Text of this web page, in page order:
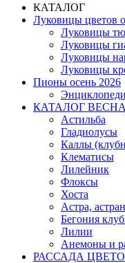
КАТАЛОГ
Луковицы цветов
Луковицы
Луковицы
Луковицы
Луковицы
Пионы осень 2026
КАТАЛОГ ВЕСНА
Астильба
Гладиолусы
Каллы
Клематисы
Лилейник
Флоксы
Хоста
Астра,
Бегония
Лилии
Анемоны и
РАССАДА